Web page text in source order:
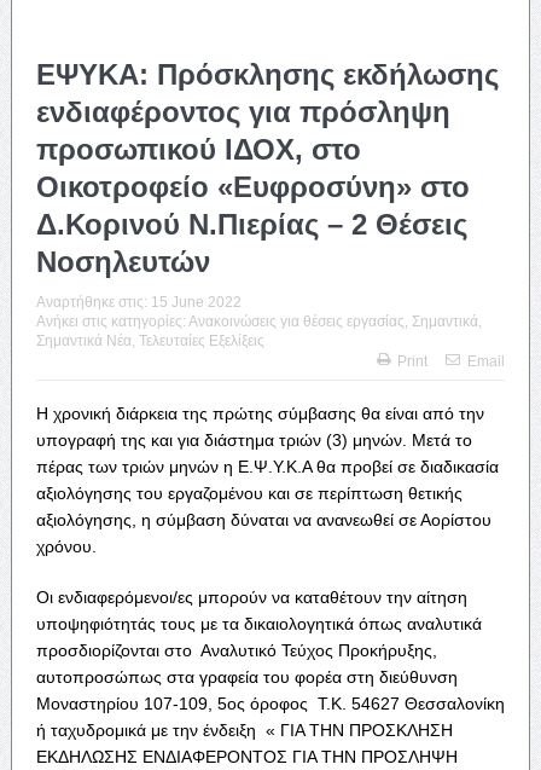
ΕΨΥΚΑ: Πρόσκλησης εκδήλωσης
ενδιαφέροντος για πρόσληψη
προσωπικού ΙΔΟΧ, στο
Οικοτροφείο «Ευφροσύνη» στο
Δ.Κορινού Ν.Πιερίας – 2 Θέσεις
Νοσηλευτών
Αναρτήθηκε στις: 15 June 2022
Ανήκει στις κατηγορίες: Ανακοινώσεις για θέσεις εργασίας Σημαντικά
Σημαντικά Νέα Τελευταίες Εξελίξεις
Print
Email
Η χρονική διάρκεια της πρώτης σύμβασης θα είναι από την
υπογραφή της και για διάστημα τριών (3) μηνών. Μετά το
πέρας των τριών μηνών η Ε.Ψ.Υ.Κ.Α θα προβεί σε διαδικασία
αξιολόγησης του εργαζομένου και σε περίπτωση θετικής
αξιολόγησης, η σύμβαση δύναται να ανανεωθεί σε Αορίστου
χρόνου.
Οι ενδιαφερόμενοι/ες μπορούν να καταθέτουν την αίτηση
υποψηφιότητάς τους με τα δικαιολογητικά όπως αναλυτικά
προσδιορίζονται στο Αναλυτικό Τεύχος Προκήρυξης,
αυτοπροσώπως στα γραφεία του φορέα στη διεύθυνση
Μοναστηρίου 107-109, 5ος όροφος Τ.Κ. 54627 Θεσσαλονίκη
ή ταχυδρομικά με την ένδειξη « ΓΙΑ ΤΗΝ ΠΡΟΣΚΛΗΣΗ
ΕΚΔΗΛΩΣΗΣ ΕΝΔΙΑΦΕΡΟΝΤΟΣ ΓΙΑ ΤΗΝ ΠΡΟΣΛΗΨΗ